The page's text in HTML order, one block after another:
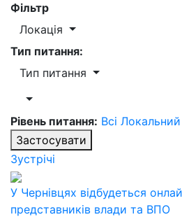
Фільтр
Локація
Тип питання:
Тип питання
Рівень питання: Всі Локальний
Застосувати
Зустрічі
У Чернівцях відбудеться
представників влади та ВПО